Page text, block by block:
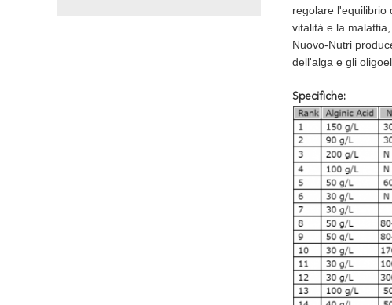
regolare l'equilibrio
vitalità e la
Nuovo-Nutri
dell'alga e gli
Specifiche: